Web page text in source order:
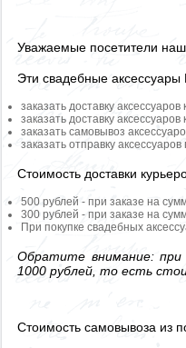
Уважаемые посетители
Эти свадебные
заказать доставку
заказать доставку
заказать самовывоз
заказать отправку
Стоимость доставки
500 рублей - при заказе на
300 рублей - при заказе на
При покупке свадебных
Обратите внимание: при
1000 рублей, то есть
Стоимость самовывоза из